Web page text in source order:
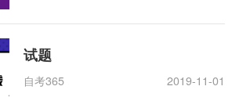
试题
自考365 2019-11-01